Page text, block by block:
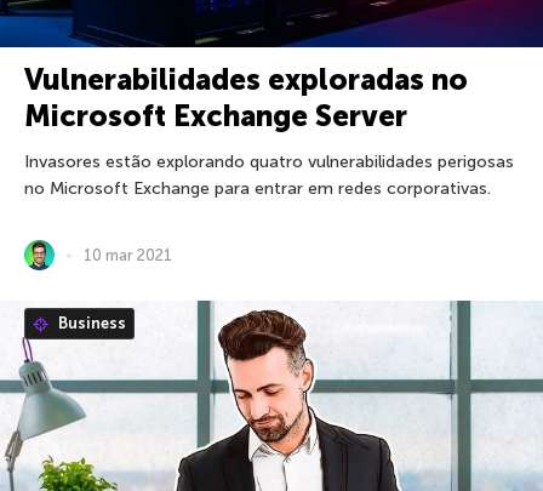
Vulnerabilidades exploradas no
Microsoft Exchange Server
Invasores estão explorando quatro vulnerabilidades perigosas
no Microsoft Exchange para entrar em redes corporativas.
10 mar 2021
Business